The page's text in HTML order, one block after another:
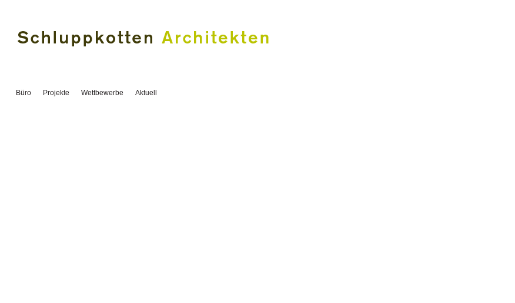
Büro Projekte Wettbewerbe Aktuell